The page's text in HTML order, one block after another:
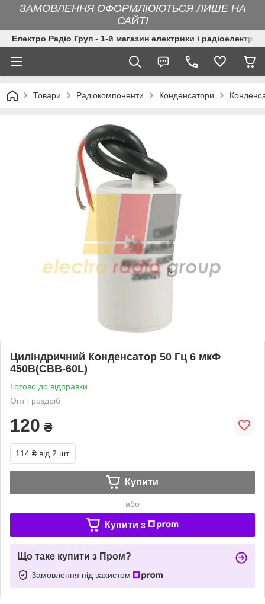
ЗАМОВЛЕННЯ ОФОРМЛЮЮТЬСЯ ЛИШЕ НА
САЙТІ
Електро Радіо Груп - 1-й магазин електрики і
Товари Радіокомпоненти Конденсатори
Циліндричний Конденсатор 50 Гц 6 мкФ
450В(CBB-60L)
Готово до відправки
Опт і роздріб
120 ₴
114 ₴ від 2 шт.
Купити
або
Купити з
Що таке купити з Пром?
Замовлення під захистом